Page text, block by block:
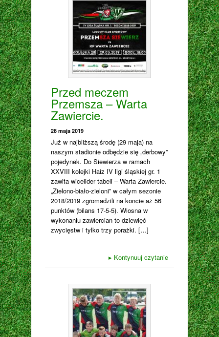
Przed meczem
Przemsza – Warta
Zawiercie.
28 maja 2019
Już w najbliższą środę (29 maja) na
naszym stadionie odbędzie się „derbowy”
pojedynek. Do Siewierza w ramach
XXVIII kolejki Haiz IV ligi śląskiej gr. 1
zawita wicelider tabeli – Warta Zawiercie.
„Zielono-biało-zieloni” w całym sezonie
2018/2019 zgromadzili na koncie aż 56
punktów (bilans 17-5-5). Wiosna w
wykonaniu zawiercian to dziewięć
zwycięstw i tylko trzy porażki. […]
▸ Kontynuuj czytanie